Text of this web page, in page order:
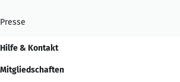
Presse
Hilfe & Kontakt
Mitgliedschaften